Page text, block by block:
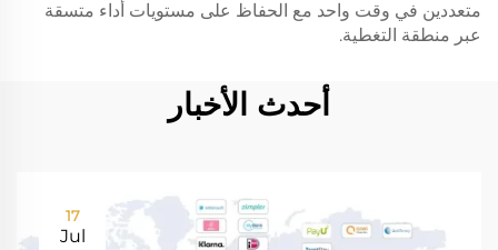
متعددين في وقت واحد مع الحفاظ على مستويات أداء متسقة
عبر منطقة التغطية.
أحدث الأخبار
17
Jul